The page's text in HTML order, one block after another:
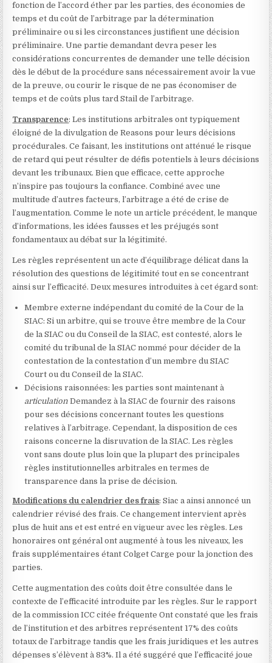
fonction de l’accord éther par les parties, des économies de
temps et du coût de l’arbitrage par la détermination
préliminaire ou si les circonstances justifient une décision
préliminaire. Une partie demandant devra peser les
considérations concurrentes de demander une telle décision
dès le début de la procédure sans nécessairement avoir la vue
de la preuve, ou courir le risque de ne pas économiser de
temps et de coûts plus tard Stail de l’arbitrage.
Transparence: Les institutions arbitrales ont typiquement
éloigné de la divulgation de Reasons pour leurs décisions
procédurales. Ce faisant, les institutions ont atténué le risque
de retard qui peut résulter de défis potentiels à leurs décisions
devant les tribunaux. Bien que efficace, cette approche
n’inspire pas toujours la confiance. Combiné avec une
multitude d’autres facteurs, l’arbitrage a été de crise de
l’augmentation. Comme le note un article précédent, le manque
d’informations, les idées fausses et les préjugés sont
fondamentaux au débat sur la légitimité.
Les règles représentent un acte d’équilibrage délicat dans la
résolution des questions de légitimité tout en se concentrant
ainsi sur l’efficacité. Deux mesures introduites à cet égard sont:
Membre externe indépendant du comité de la Cour de la
SIAC: Si un arbitre, qui se trouve être membre de la Cour
de la SIAC ou du Conseil de la SIAC, est contesté, alors le
comité du tribunal de la SIAC nommé pour décider de la
contestation de la contestation d’un membre du SIAC
Court ou du Conseil de la SIAC.
Décisions raisonnées: les parties sont maintenant à
articulation Demandez à la SIAC de fournir des raisons
pour ses décisions concernant toutes les questions
relatives à l’arbitrage. Cependant, la disposition de ces
raisons concerne la disruvation de la SIAC. Les règles
vont sans doute plus loin que la plupart des principales
règles institutionnelles arbitrales en termes de
transparence dans la prise de décision.
Modifications du calendrier des frais: Siac a ainsi annoncé un
calendrier révisé des frais. Ce changement intervient après
plus de huit ans et est entré en vigueur avec les règles. Les
honoraires ont général ont augmenté à tous les niveaux, les
frais supplémentaires étant Colget Carge pour la jonction des
parties.
Cette augmentation des coûts doit être consultée dans le
contexte de l’efficacité introduite par les règles. Sur le rapport
de la commission ICC citée fréquente Ont constaté que les frais
de l’institution et des arbitres représentent 17% des coûts
totaux de l’arbitrage tandis que les frais juridiques et les autres
dépenses s’élèvent à 83%. Il a été suggéré que l’efficacité joue